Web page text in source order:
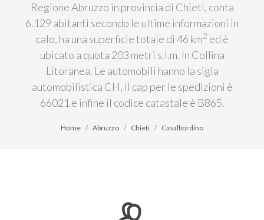
Regione Abruzzo in provincia di Chieti, conta
6.129 abitanti secondo le ultime informazioni in
calo, ha una superficie totale di 46 km2 ed è
ubicato a quota 203 metri s.l.m. In Collina
Litoranea. Le automobili hanno la sigla
automobilistica CH, il cap per le spedizioni è
66021 e infine il codice catastale è B865.
Home Abruzzo Chieti Casalbordino